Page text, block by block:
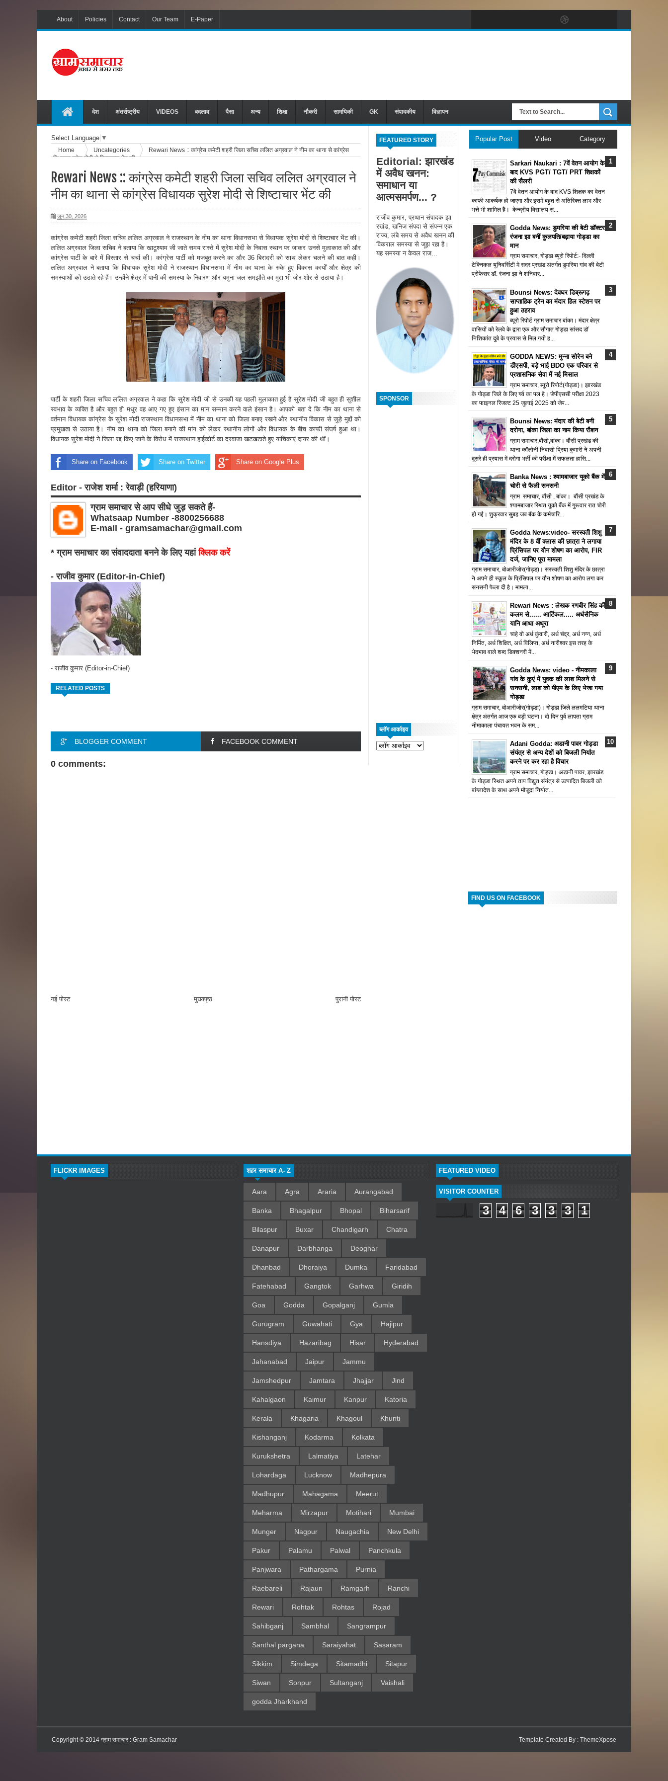
About Policies Contact Our Team E-Paper
देश अंतर्राष्ट्रीय VIDEOS बदलाव पैसा अन्य शिक्षा नौकरी सामयिकी GK संपादकीय विज्ञापन
FEATURED STORY
Editorial: झारखंड
में अवैध खनन:
समाधान या
आत्मसमर्पण... ?
राजीव कुमार, प्रथान संपादक झा
रखंड, खनिज संपदा से संपन्न एक
राज्य, लंबे समय से अवैध खनन की
विकराल समस्या से जूझ रहा है।
यह समस्या न केवल राज...
SPONSOR
ब्लॉग आर्काइव
Select Language ▼
Home Uncategories
Rewari News :: कांग्रेस कमेटी शहरी जिला सचिव ललित अग्रवाल ने नीम का थाना से कांग्रेस
विधायक सुरेश मोदी से शिष्टाचार भेंट की
Rewari News :: कांग्रेस कमेटी शहरी जिला सचिव ललित अग्रवाल ने
नीम का थाना से कांग्रेस विधायक सुरेश मोदी से शिष्टाचार भेंट की
जून 30, 2026
कांग्रेस कमेटी शहरी जिला सचिव ललित अग्रवाल ने राजस्थान के नीम का थाना विधानसभा से विधायक सुरेश मोदी से शिष्टाचार भेंट की।
ललित अग्रवाल जिला सचिव ने बताया कि खाटूश्याम जी जाते समय रास्ते में सुरेश मोदी के निवास स्थान पर जाकर उनसे मुलाकात की और
कांग्रेस पार्टी के बारे में विस्तार से चर्चा की। कांग्रेस पार्टी को मजबूत करने का और 36 बिरादरी को साथ लेकर चलने की बात कही।
ललित अग्रवाल ने बताया कि विधायक सुरेश मोदी ने राजस्थान विधानसभा में नीम का थाना के रुके हुए विकास कार्यों और क्षेत्र की
समस्याओं को उठाते रहे हैं। उन्होंने क्षेत्र में पानी की समस्या के निवारण और यमुना जल समझौते का मुद्दा भी जोर-शोर से उठाया है।
पार्टी के शहरी जिला सचिव ललित अग्रवाल ने कहा कि सुरेश मोदी जी से उनकी यह पहली मुलाकात हुई है सुरेश मोदी जी बहुत ही सुशील
स्वभाव के व्यक्ति है और बहुत ही मधुर वह आए गए हुए इंसान का मान सम्मान करने वाले इंसान है। आपको बता दे कि नीम का थाना से
वर्तमान विधायक कांग्रेस के सुरेश मोदी राजस्थान विधानसभा में नीम का थाना को जिला बनाए रखने और स्थानीय विकास से जुड़े मुद्दों को
प्रमुखता से उठाया है। नीम का थाना को जिला बनाने की मांग को लेकर स्थानीय लोगों और विधायक के बीच काफी संघर्ष हुआ था।
विधायक सुरेश मोदी ने जिला रद्द किए जाने के विरोध में राजस्थान हाईकोर्ट का दरवाजा खटखटाते हुए याचिकाएं दायर की थीं।
Share on Facebook Share on Twitter Share on Google Plus
Editor - राजेश शर्मा : रेवाड़ी (हरियाणा)
ग्राम समाचार से आप सीधे जुड़ सकते हैं-
Whatsaap Number -8800256688
E-mail - gramsamachar@gmail.com
* ग्राम समाचार का संवाददाता बनने के लिए यहांक्लिक करें
- राजीव कुमार (Editor-in-Chief)
- राजीव कुमार (Editor-in-Chief)
RELATED POSTS
BLOGGER COMMENT FACEBOOK COMMENT
0 comments:
नई पोस्ट पुरानी पोस्ट
मुख्यपृष्ठ
Popular Post Video Category
Sarkari Naukari : 7वें वेतन आयोग के
बाद KVS PGT/ TGT/ PRT शिक्षकों
की सैलरी
7वें वेतन आयोग के बाद KVS शिक्षक का वेतन
काफी आकर्षक हो जाएगा और इसमें बहुत से अतिरिक्त लाभ और
भत्ते भी शामिल हैं। केन्द्रीय विद्यालय स...
Godda News: डुमरिया की बेटी डॉक्टर
रंजना झा बनीं कुलपति/बढ़ाया गोड्डा का
मान
ग्राम समाचार, गोड्डा ब्यूरो रिपोर्ट:- दिल्ली
टेक्निकल यूनिवर्सिटी मे सदर प्रखंड अंतर्गत डुमरिया गांव की बेटी
प्रोफेसर डॉ. रंजना झा ने शनिवार...
Bounsi News: देवघर डिब्रूगढ़
साप्ताहिक ट्रेन का मंदार हिल स्टेशन पर
हुआ ठहराव
ब्यूरो रिपोर्ट ग्राम समाचार बांका। मंदार क्षेत्र
वासियों को रेलवे के द्वारा एक और सौगात गोड्डा सांसद डॉ
निशिकांत दुबे के प्रयास से मिल गयी ह...
GODDA NEWS: मुन्ना सोरेन बने
डीएसपी, बड़े भाई BDO एक परिवार से
प्रशासनिक सेवा में नई मिसाल
ग्राम समाचार, ब्यूरो रिपोर्ट(गोड्डा)। झारखंड
के गोड्डा जिले के लिए गर्व का पल है। जेपीएससी परीक्षा 2023
का फाइनल रिजल्ट 25 जुलाई 2025 को जेप...
Bounsi News: मंदार की बेटी बनी
दरोगा, बांका जिला का नाम किया रौशन
ग्राम समाचार,बौंसी,बांका। बौंसी प्रखंड की
थाना कॉलोनी निवासी प्रिया कुमारी ने अपनी
दूसरे ही प्रयास में दरोगा भर्ती की परीक्षा में सफलता हासि...
Banka News : श्यामबाजार यूको बैंक में
चोरी से फैली सनसनी
ग्राम समाचार, बौंसी , बांका। बौंसी प्रखंड के
श्यामबाजार स्थित यूको बैंक में गुरूवार रात चोरी
हो गई। शुक्रवार सुबह जब बैंक के कर्मचारि...
Godda News:video- सरस्वती शिशु
मंदिर के 8 वीं क्लास की छात्रा ने लगाया
प्रिंसिपल पर यौन शोषण का आरोप, FIR
दर्ज, जानिए पूरा मामला
ग्राम समाचार, बोआरीजोर(गोड्ड)। सरस्वती शिशु मंदिर के छात्रा
ने अपने ही स्कूल के प्रिंसिपल पर यौन शोषण का आरोप लगा कर
सनसनी फैला दी है। मामला...
Rewari News : लेखक रणबीर सिंह की
कलम से...... आर्टिकल..... अर्धसैनिक
यानि आधा अधूरा
चाहे वो अर्ध कुंवारी, अर्ध चंद्र, अर्ध नग्न, अर्ध
निर्मित, अर्ध शिक्षित, अर्ध विलिप्त, अर्ध नारीश्वर इस तरह के
भेदभाव वाले शब्द डिक्शनरी में...
Godda News: video - नीमकाला
गांव के कुएं में युवक की लाश मिलने से
सनसनी, लाश को पीएम के लिए भेजा गया
गोड्डा
ग्राम समाचार, बोआरीजोर(गोड्डा)। गोड्डा जिले ललमटिया थाना
क्षेत्र अंतर्गत आज एक बड़ी घटना। दो दिन पुर्व लापता ग्राम
नीमाकाला पंचायत भवन के सम...
Adani Godda: अडानी पावर गोड्डा
संयंत्र से अन्य देशों को बिजली निर्यात
करने पर कर रहा है विचार
ग्राम समाचार, गोड्डा। अडानी पावर, झारखंड
के गोड्डा स्थित अपने ताप विद्युत संयंत्र से उत्पादित बिजली को
बांग्लादेश के साथ अपने मौजूदा निर्यात...
FIND US ON FACEBOOK
FLICKR IMAGES शहर समाचार A- Z
Aara Agra Araria Aurangabad
Banka Bhagalpur Bhopal Biharsarif
Bilaspur Buxar Chandigarh Chatra
Danapur Darbhanga Deoghar
Dhanbad Dhoraiya Dumka Faridabad
Fatehabad Gangtok Garhwa Giridih
Goa Godda Gopalganj Gumla
Gurugram Guwahati Gya Hajipur
Hansdiya Hazaribag Hisar Hyderabad
Jahanabad Jaipur Jammu
Jamshedpur Jamtara Jhajjar Jind
Kahalgaon Kaimur Kanpur Katoria
Kerala Khagaria Khagoul Khunti
Kishanganj Kodarma Kolkata
Kurukshetra Lalmatiya Latehar
Lohardaga Lucknow Madhepura
Madhupur Mahagama Meerut
Meharma Mirzapur Motihari Mumbai
Munger Nagpur Naugachia New Delhi
Pakur Palamu Palwal Panchkula
Panjwara Pathargama Purnia
Raebareli Rajaun Ramgarh Ranchi
Rewari Rohtak Rohtas Rojad
Sahibganj Sambhal Sangrampur
Santhal pargana Saraiyahat Sasaram
Sikkim Simdega Sitamadhi Sitapur
Siwan Sonpur Sultanganj Vaishali
godda Jharkhand
FEATURED VIDEO
VISITOR COUNTER
3 4 6 3 3 3 1
Copyright © 2014 ग्राम समाचार : Gram Samachar Template Created By : ThemeXpose